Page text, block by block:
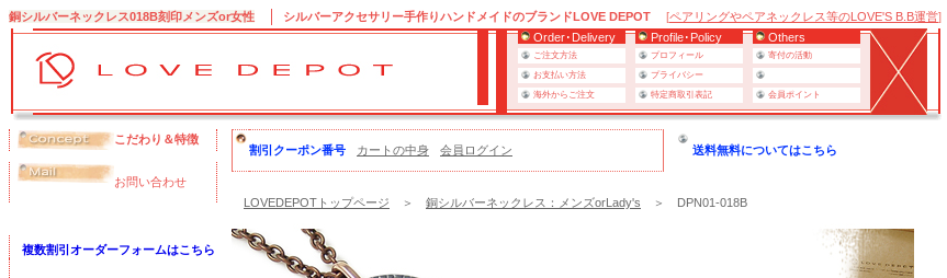
銅シルバーネックレス018B刻印メンズor女性 シルバーアクセサリー手作りハンドメイドのブランドLOVE DEPOT [ペアリングやペアネックレス等のLOVE'S B.B運営]
Order･Delivery
Profile･Policy Others
ご注文方法 プロフィール
寄付の活動
お支払い方法
プライバシー
海外からご注文
特定商取引表記 会員ポイント
こだわり＆特徴
お問い合わせ
複数割引オーダーフォームはこちら
割引クーポン番号 カートの中身 会員ログイン 送料無料についてはこちら
LOVEDEPOTトップページ ＞ 銅シルバーネックレス：メンズorLady's ＞ DPN01-018B